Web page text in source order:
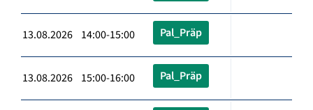
13.08.2026 14:00-15:00 Pal_Präp
13.08.2026 15:00-16:00 Pal_Präp